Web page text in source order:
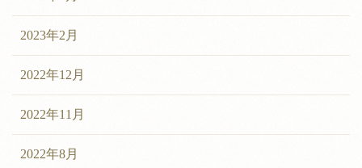
2023年2月
2022年12月
2022年11月
2022年8月